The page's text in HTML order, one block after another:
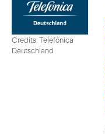
Credits: Telefónica
Deutschland